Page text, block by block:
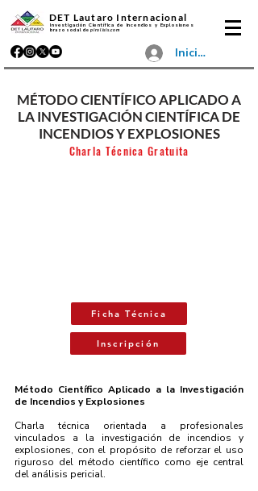
Iniciar sesión
DET Lautaro Internacional
Investigación Científica de Incendios y Explosiones
brazo social depirolisis.com
MÉTODO CIENTÍFICO APLICADO A
LA INVESTIGACIÓN CIENTÍFICA DE
INCENDIOS Y EXPLOSIONES
Charla Técnica Gratuita
Ficha Técnica
Inscripción
Método Científico Aplicado a la Investigación
de Incendios y Explosiones
Charla técnica orientada a profesionales
vinculados a la investigación de incendios y
explosiones, con el propósito de reforzar el uso
riguroso del método científico como eje central
del análisis pericial.